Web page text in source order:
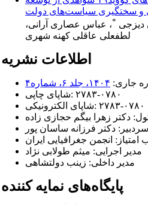
و سختگیری سیاست‌های دولت
دیزجی *، عباس عصاری آرانی،
لطفعلی عاقلی کهنه شهری
اطلاعات نشریه
جاری: ۱۴۰۴، جلد ۶، شماره۴
شاپای چاپی: ۲۷۸۳-۰۷۸۰
شاپای الکترونیکی: ۲۷۸۳-۰۷۸۰
دکتر زهرا بیگم حجازی زاده
سردبیر: دکتر فرزانه ساسان پور
انجمن جغرافیایی ایران
مدیر اجرایی: میثم طولابی نژاد
مدیر داخلی: زینب دولتشاهی
پایگاه‌های نمایه کننده